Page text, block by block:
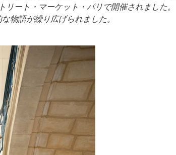
ート・マーケット・パリで開催されました。
物語が繰り広げられました。